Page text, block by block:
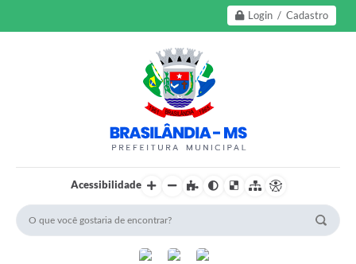
Login / Cadastro
Acessibilidade